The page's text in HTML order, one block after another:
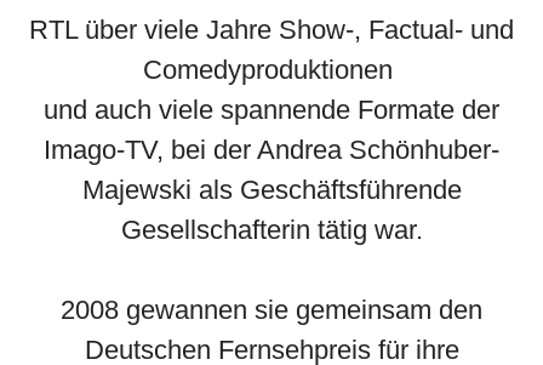
RTL über viele Jahre Show-, Factual- und
Comedyproduktionen
und auch viele spannende Formate der
Imago-TV, bei der Andrea Schönhuber-
Majewski als Geschäftsführende
Gesellschafterin tätig war.
2008 gewannen sie gemeinsam den
Deutschen Fernsehpreis für ihre